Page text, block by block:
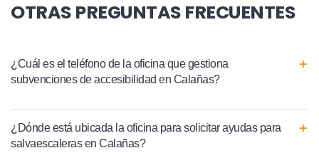
OTRAS PREGUNTAS FRECUENTES
¿Cuál es el teléfono de la oficina que gestiona
subvenciones de accesibilidad en Calañas?
¿Dónde está ubicada la oficina para solicitar ayudas para
salvaescaleras en Calañas?